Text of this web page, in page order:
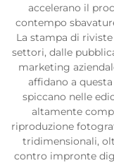
accelerano il
contempo
La stampa di
settori, dalle
marketing
affidano a
spiccano nelle
altamente
riproduzione
tridimensionali,
contro impronte